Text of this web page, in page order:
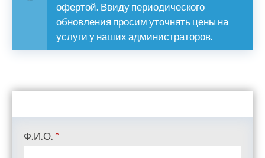
офертой. Ввиду периодического
обновления просим уточнять цены на
услуги у наших администраторов.
Ф.И.О. *